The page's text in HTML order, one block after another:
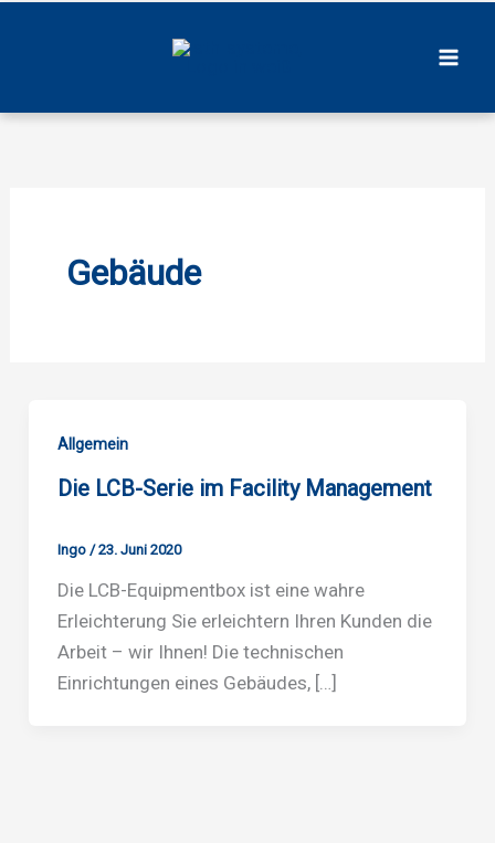
Gebäude
Allgemein
Die LCB-Serie im Facility Management
Ingo /23. Juni 2020
Die LCB-Equipmentbox ist eine wahre
Erleichterung Sie erleichtern Ihren Kunden die
Arbeit – wir Ihnen! Die technischen
Einrichtungen eines Gebäudes, […]